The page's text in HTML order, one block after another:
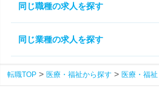
同じ職種の求人を探す
同じ業種の求人を探す
転職TOP 医療・福祉から探す 医療・福祉